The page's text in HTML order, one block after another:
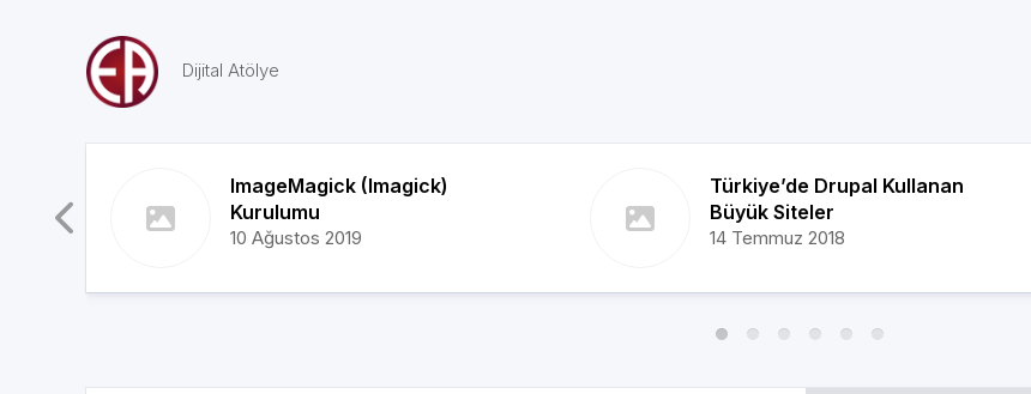
Dijital Atölye
ImageMagick (Imagick)
Kurulumu
10 Ağustos 2019
Türkiye’de Drupal Kullanan
Büyük Siteler
14 Temmuz 2018